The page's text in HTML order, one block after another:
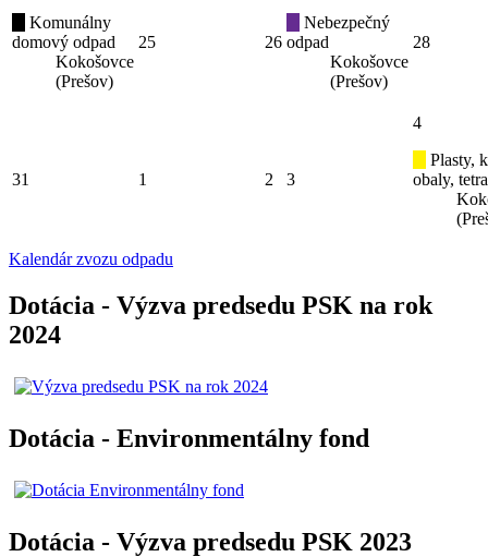
Komunálny
domový odpad
Kokošovce
(Prešov)
25 26
Nebezpečný
odpad
Kokošovce
(Prešov)
28
31 1 2 3
4
Plasty,
obaly,
Kalendár zvozu odpadu
Dotácia - Výzva predsedu PSK na rok
2024
Dotácia - Environmentálny fond
Dotácia - Výzva predsedu PSK 2023